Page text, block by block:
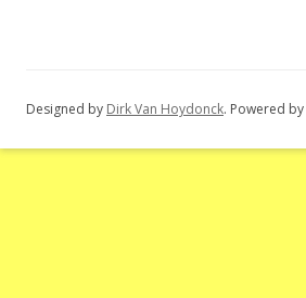
Designed by Dirk Van Hoydonck. Powered by